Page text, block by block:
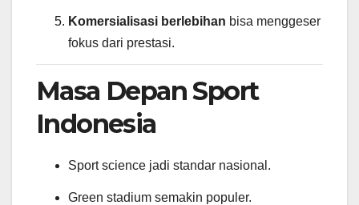
Komersialisasi berlebihan bisa menggeser
fokus dari prestasi.
Masa Depan Sport
Indonesia
Sport science jadi standar nasional.
Green stadium semakin populer.